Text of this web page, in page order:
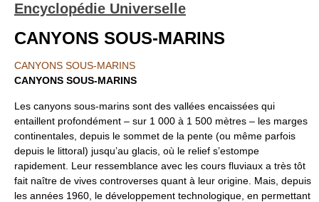
Encyclopédie Universelle
CANYONS SOUS-MARINS
CANYONS SOUS-MARINS
CANYONS SOUS-MARINS
Les canyons sous-marins sont des vallées encaissées qui
entaillent profondément – sur 1 000 à 1 500 mètres – les marges
continentales, depuis le sommet de la pente (ou même parfois
depuis le littoral) jusqu’au glacis, où le relief s’estompe
rapidement. Leur ressemblance avec les cours fluviaux a très tôt
fait naître de vives controverses quant à leur origine. Mais, depuis
les années 1960, le développement technologique, en permettant